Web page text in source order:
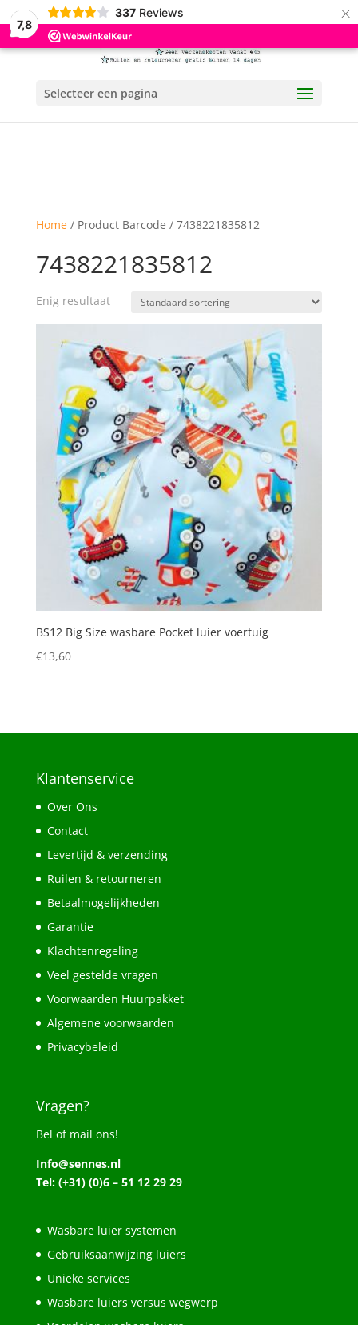
7,8
337 Reviews ×
Selecteer een pagina
Home/ Product Barcode / 7438221835812
7438221835812
Enig resultaat
BS12 Big Size wasbare Pocket luier voertuig
€13,60
Klantenservice
Over Ons
Contact
Levertijd & verzending
Ruilen & retourneren
Betaalmogelijkheden
Garantie
Klachtenregeling
Veel gestelde vragen
Voorwaarden Huurpakket
Algemene voorwaarden
Privacybeleid
Vragen?
Bel of mail ons!
Info@sennes.nl
Tel: (+31) (0)6 – 51 12 29 29
Wasbare luier systemen
Gebruiksaanwijzing luiers
Unieke services
Wasbare luiers versus wegwerp